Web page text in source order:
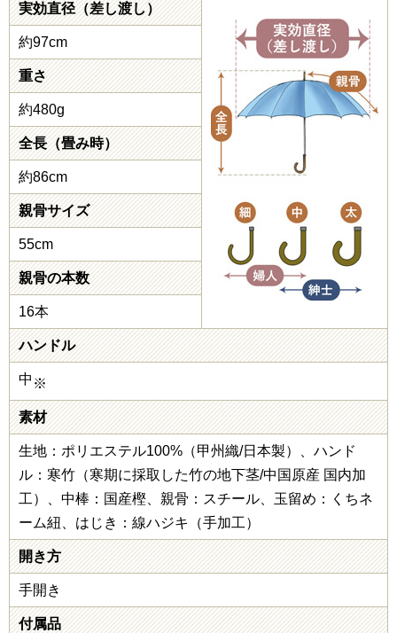
実効直径（差し渡し）
約97cm
重さ
約480g
全長（畳み時）
約86cm
親骨サイズ
55cm
親骨の本数
16本
ハンドル
中 ※
素材
生地：ポリエステル100%（甲州織/日本製）、ハンド
ル：寒竹（寒期に採取した竹の地下茎/中国原産 国内加
工）、中棒：国産樫、親骨：スチール、玉留め：くちネ
ーム紐、はじき：線ハジキ（手加工）
開き方
手開き
付属品